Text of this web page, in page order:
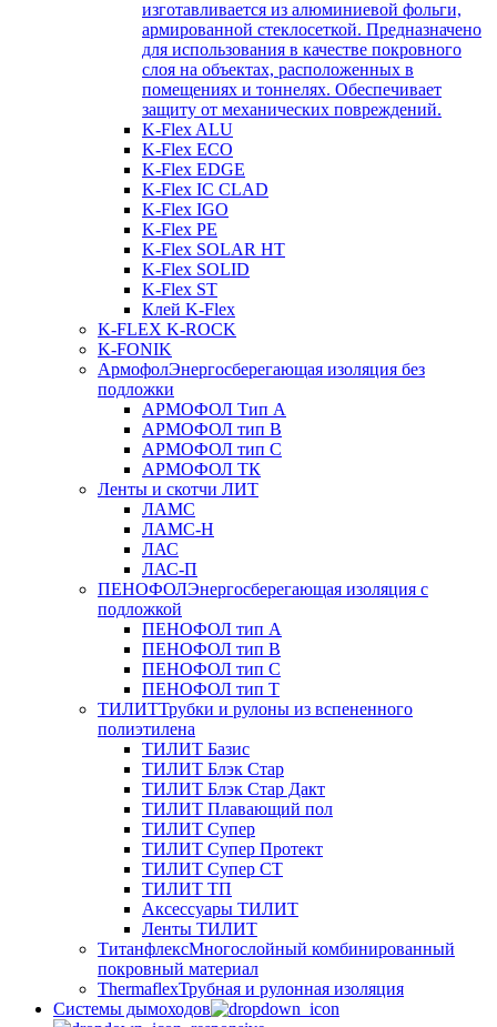
изготавливается из алюминиевой фольги,
армированной стеклосеткой. Предназначено
для использования в качестве покровного
слоя на объектах, расположенных в
помещениях и тоннелях. Обеспечивает
защиту от механических повреждений.
K-Flex ALU
K-Flex ECO
K-Flex EDGE
K-Flex IC CLAD
K-Flex IGO
K-Flex PE
K-Flex SOLAR HT
K-Flex SOLID
K-Flex ST
Клей K-Flex
K-FLEX K-ROCK
K-FONIK
АрмофолЭнергосберегающая изоляция без
подложки
АРМОФОЛ Тип А
АРМОФОЛ тип В
АРМОФОЛ тип C
АРМОФОЛ ТК
Ленты и скотчи ЛИТ
ЛАМС
ЛАМС-Н
ЛАС
ЛАС-П
ПЕНОФОЛЭнергосберегающая изоляция с
подложкой
ПЕНОФОЛ тип А
ПЕНОФОЛ тип B
ПЕНОФОЛ тип C
ПЕНОФОЛ тип T
ТИЛИТТрубки и рулоны из вспененного
полиэтилена
ТИЛИТ Базис
ТИЛИТ Блэк Стар
ТИЛИТ Блэк Стар Дакт
ТИЛИТ Плавающий пол
ТИЛИТ Супер
ТИЛИТ Супер Протект
ТИЛИТ Супер СТ
ТИЛИТ ТП
Аксессуары ТИЛИТ
Ленты ТИЛИТ
ТитанфлексМногослойный комбинированный
покровный материал
ThermaflexТрубная и рулонная изоляция
Cистемы дымоходов